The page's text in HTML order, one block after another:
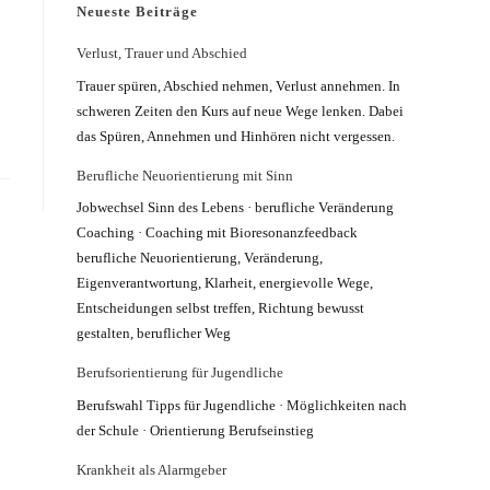
Neueste Beiträge
Verlust, Trauer und Abschied
Trauer spüren, Abschied nehmen, Verlust annehmen. In
schweren Zeiten den Kurs auf neue Wege lenken. Dabei
das Spüren, Annehmen und Hinhören nicht vergessen.
Berufliche Neuorientierung mit Sinn
Jobwechsel Sinn des Lebens · berufliche Veränderung
Coaching · Coaching mit Bioresonanzfeedback
berufliche Neuorientierung, Veränderung,
Eigenverantwortung, Klarheit, energievolle Wege,
Entscheidungen selbst treffen, Richtung bewusst
gestalten, beruflicher Weg
Berufsorientierung für Jugendliche
Berufswahl Tipps für Jugendliche · Möglichkeiten nach
der Schule · Orientierung Berufseinstieg
Krankheit als Alarmgeber